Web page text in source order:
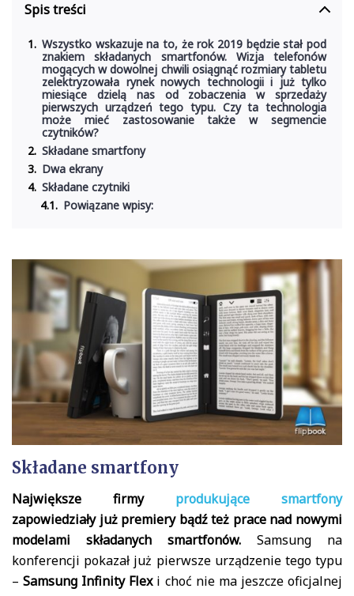
Spis treści
Wszystko wskazuje na to, że rok 2019 będzie stał pod
znakiem składanych smartfonów. Wizja telefonów
mogących w dowolnej chwili osiągnąć rozmiary tabletu
zelektryzowała rynek nowych technologii i już tylko
miesiące dzielą nas od zobaczenia w sprzedaży
pierwszych urządzeń tego typu. Czy ta technologia
może mieć zastosowanie także w segmencie
czytników?
Składane smartfony
Dwa ekrany
Składane czytniki
Powiązane wpisy:
Składane smartfony
Największe firmy produkujące smartfony
zapowiedziały już premiery bądź też prace nad nowymi
modelami składanych smartfonów. Samsung na
konferencji pokazał już pierwsze urządzenie tego typu
–Samsung Infinity Flexi choć nie ma jeszcze oficjalnej